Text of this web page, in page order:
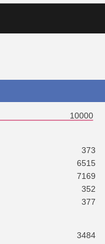
10000
373
6515
7169
352
377
3484